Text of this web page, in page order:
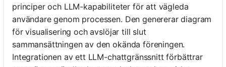
principer och LLM-kapabiliteter för att vägleda
användare genom processen. Den genererar diagram
för visualisering och avslöjar till slut
sammansättningen av den okända föreningen.
Integrationen av ett LLM-chattgränssnitt förbättrar